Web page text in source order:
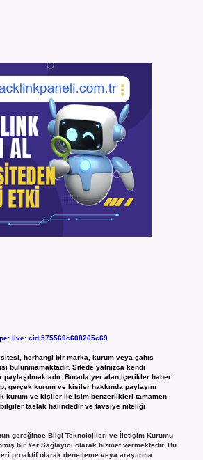
live:.cid.575569c608265c69
sitesi, herhangi bir marka, kurum veya şahıs
bulunmamaktadır. Sitede yalnızca kendi
paylaşılmaktadır. Burada yer alan içerikler haber
gerçek kurum ve kişiler hakkında paylaşım
kurum ve kişiler ile isim benzerlikleri tamamen
taslak halindedir ve tavsiye niteliği
gereğince Bilgi Teknolojileri ve İletişim Kurumu
bir Yer Sağlayıcı olarak hizmet vermektedir. Bu
proaktif olarak denetleme veya araştırma